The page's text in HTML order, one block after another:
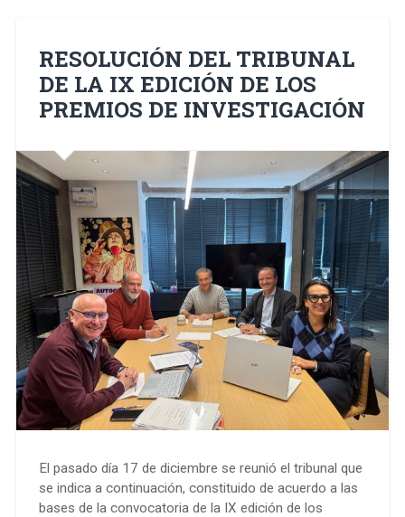
RESOLUCIÓN DEL TRIBUNAL
DE LA IX EDICIÓN DE LOS
PREMIOS DE INVESTIGACIÓN
El pasado día 17 de diciembre se reunió el tribunal que
se indica a continuación, constituido de acuerdo a las
bases de la convocatoria de la IX edición de los